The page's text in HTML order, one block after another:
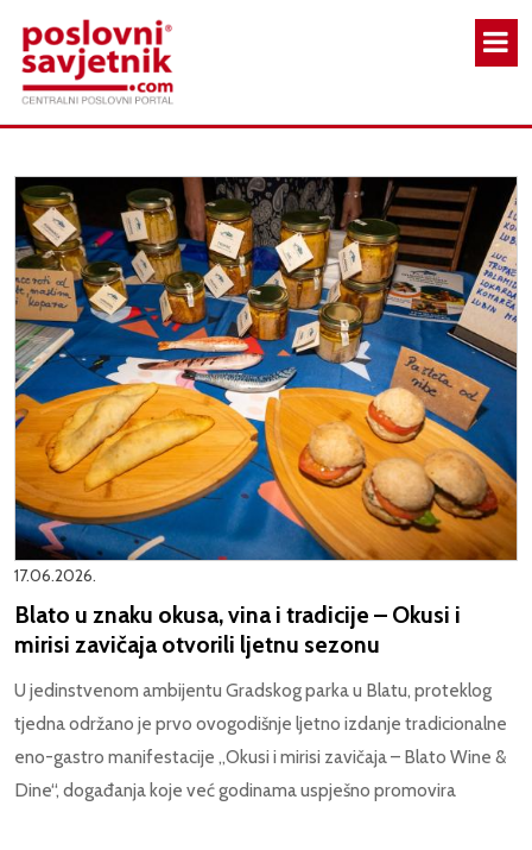
17.06.2026.
Blato u znaku okusa, vina i tradicije – Okusi i
mirisi zavičaja otvorili ljetnu sezonu
U jedinstvenom ambijentu Gradskog parka u Blatu, proteklog
tjedna održano je prvo ovogodišnje ljetno izdanje tradicionalne
eno-gastro manifestacije „Okusi i mirisi zavičaja – Blato Wine &
Dine“, događanja koje već godinama uspješno promovira